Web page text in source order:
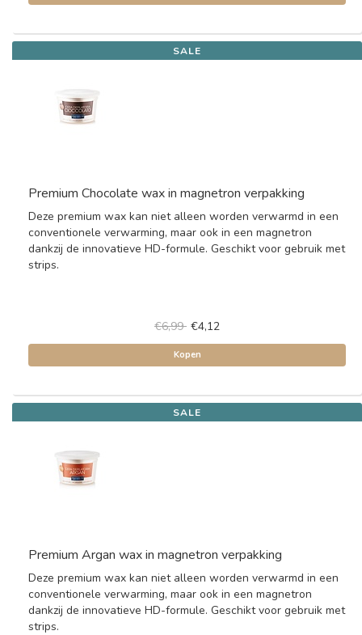
SALE
Premium Chocolate wax in magnetron verpakking
Deze premium wax kan niet alleen worden verwarmd in een
conventionele verwarming, maar ook in een magnetron
dankzij de innovatieve HD-formule. Geschikt voor gebruik met
strips.
€6,99 €4,12
Kopen
SALE
Premium Argan wax in magnetron verpakking
Deze premium wax kan niet alleen worden verwarmd in een
conventionele verwarming, maar ook in een magnetron
dankzij de innovatieve HD-formule. Geschikt voor gebruik met
strips.